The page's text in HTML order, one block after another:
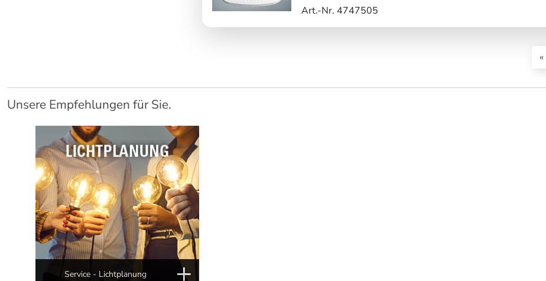
Art.-Nr. 4747505
«
Unsere Empfehlungen für Sie.
Service - Lichtplanung